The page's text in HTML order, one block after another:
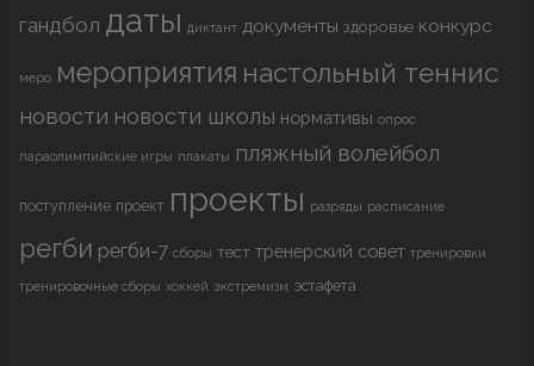
гандбол даты диктант документы здоровье конкурс
меро мероприятия настольный теннис
новости новости школы нормативы опрос
параолимпийские игры плакаты пляжный волейбол
поступление проект проекты разряды расписание
регби регби-7 сборы тест тренерский совет тренировки
тренировочные сборы хоккей экстремизм эстафета